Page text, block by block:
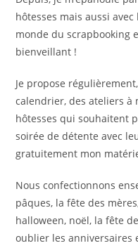
hôtesses mais aussi
monde du scrapbooking
bienveillant !
Je propose
calendrier, des ateliers à
hôtesses qui souhaitent
soirée de détente avec
gratuitement mon
Nous confectionnons
pâques, la fête des
halloween, noël, la fête
oublier les anniversaires